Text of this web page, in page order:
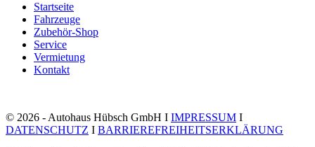
Startseite
Fahrzeuge
Zubehör-Shop
Service
Vermietung
Kontakt
© 2026 - Autohaus Hübsch GmbH I IMPRESSUM I
DATENSCHUTZ I BARRIEREFREIHEITSERKLÄRUNG